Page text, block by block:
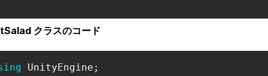
クラスのコード
UnityEngine ;